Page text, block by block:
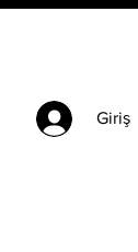
Giriş